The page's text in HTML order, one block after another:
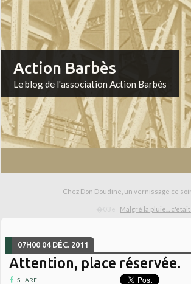
Action Barbès
Le blog de l'association Action Barbès
Chez Don Doudine, un vernissage ce soir
Malgré la pluie...
07H00 04 DÉC. 2011
Attention, place réservée.
SHARE